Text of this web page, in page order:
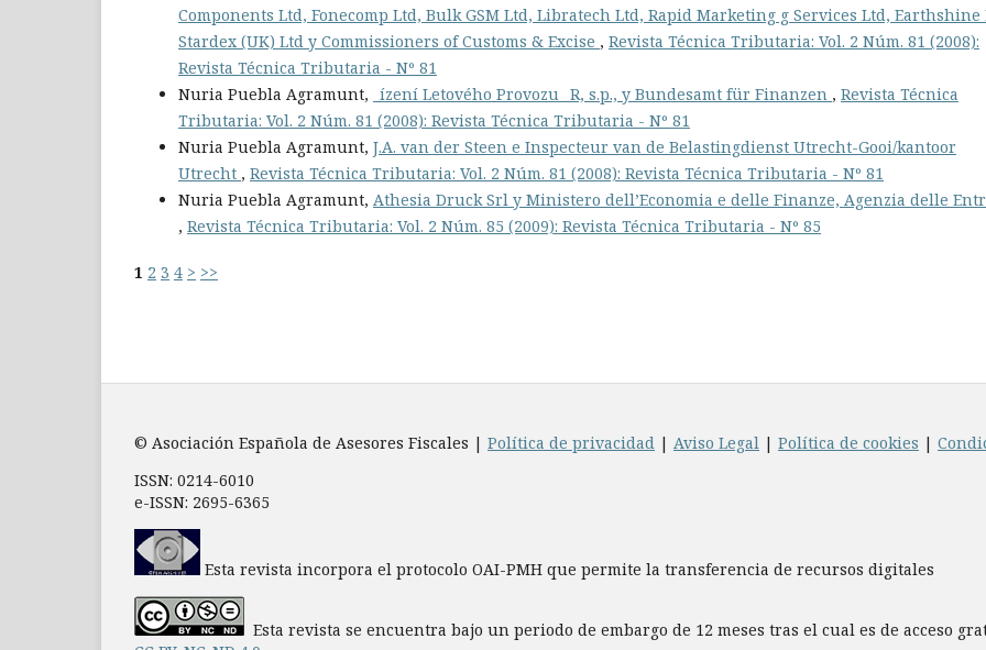
Components Ltd, Fonecomp Ltd, Bulk GSM Ltd, Libratech Ltd, Rapid Marketing g Services Ltd, Earthshine
Stardex (UK) Ltd y Commissioners of Customs & Excise , Revista Técnica Tributaria: Vol. 2 Núm. 81 (2008):
Revista Técnica Tributaria - Nº 81
Nuria Puebla Agramunt, _ízení Letového Provozu _R, s.p., y Bundesamt für Finanzen , Revista Técnica
Tributaria: Vol. 2 Núm. 81 (2008): Revista Técnica Tributaria - Nº 81
Nuria Puebla Agramunt, J.A. van der Steen e Inspecteur van de Belastingdienst Utrecht-Gooi/kantoor
Utrecht , Revista Técnica Tributaria: Vol. 2 Núm. 81 (2008): Revista Técnica Tributaria - Nº 81
Nuria Puebla Agramunt, Athesia Druck Srl y Ministero dell’Economia e delle Finanze, Agenzia delle
, Revista Técnica Tributaria: Vol. 2 Núm. 85 (2009): Revista Técnica Tributaria - Nº 85
1 2 3 4 > >>
© Asociación Española de Asesores Fiscales | Política de privacidad | Aviso Legal | Política de cookies |
ISSN: 0214-6010
e-ISSN: 2695-6365
Esta revista incorpora el protocolo OAI-PMH que permite la transferencia de recursos digitales
Esta revista se encuentra bajo un periodo de embargo de 12 meses tras el cual es de acceso